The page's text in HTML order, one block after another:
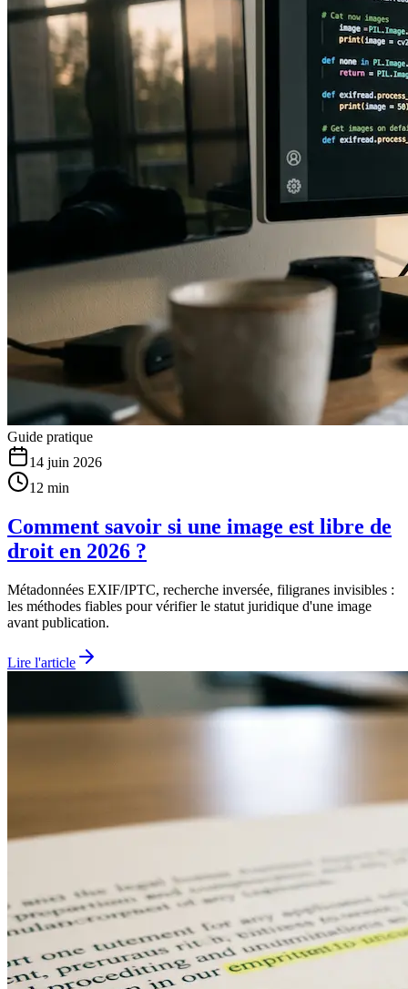
Guide pratique
14 juin 2026
12 min
Comment savoir si une image est libre de
droit en 2026 ?
Métadonnées EXIF/IPTC, recherche inversée, filigranes invisibles :
les méthodes fiables pour vérifier le statut juridique d'une image
avant publication.
Lire l'article